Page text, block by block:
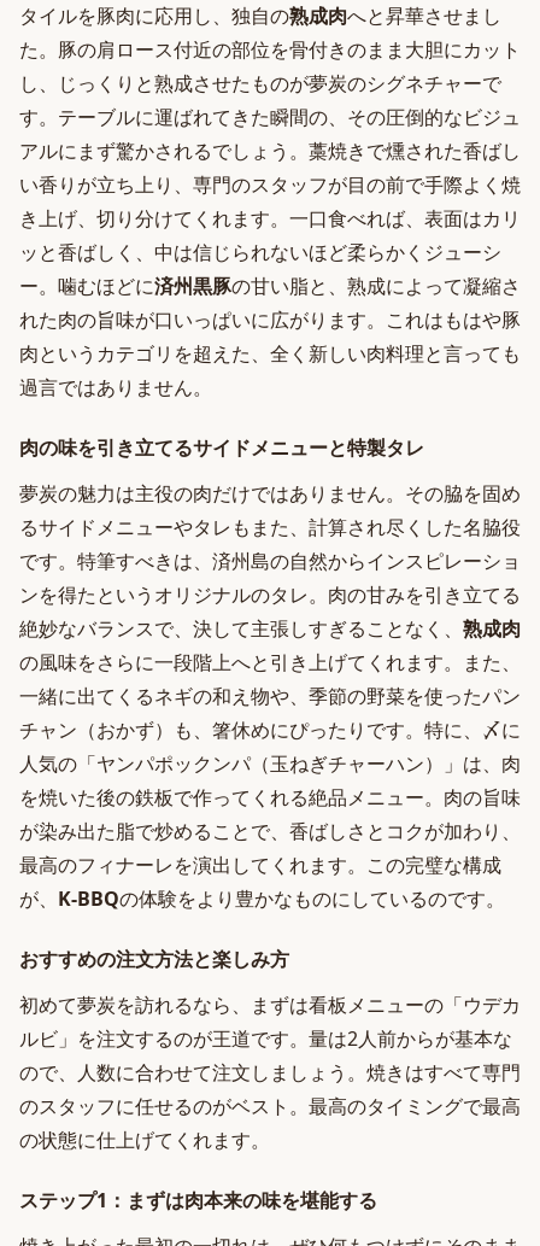
タイルを豚肉に応用し、独自の熟成肉へと昇華させまし
た。豚の肩ロース付近の部位を骨付きのまま大胆にカット
し、じっくりと熟成させたものが夢炭のシグネチャーで
す。テーブルに運ばれてきた瞬間の、その圧倒的なビジュ
アルにまず驚かされるでしょう。藁焼きで燻された香ばし
い香りが立ち上り、専門のスタッフが目の前で手際よく焼
き上げ、切り分けてくれます。一口食べれば、表面はカリ
ッと香ばしく、中は信じられないほど柔らかくジューシ
ー。噛むほどに済州黒豚の甘い脂と、熟成によって凝縮さ
れた肉の旨味が口いっぱいに広がります。これはもはや豚
肉というカテゴリを超えた、全く新しい肉料理と言っても
過言ではありません。
肉の味を引き立てるサイドメニューと特製タレ
夢炭の魅力は主役の肉だけではありません。その脇を固め
るサイドメニューやタレもまた、計算され尽くした名脇役
です。特筆すべきは、済州島の自然からインスピレーショ
ンを得たというオリジナルのタレ。肉の甘みを引き立てる
絶妙なバランスで、決して主張しすぎることなく、 熟成肉
の風味をさらに一段階上へと引き上げてくれます。また、
一緒に出てくるネギの和え物や、季節の野菜を使ったパン
チャン（おかず）も、箸休めにぴったりです。特に、〆に
人気の「ヤンパポックンパ（玉ねぎチャーハン）」は、肉
を焼いた後の鉄板で作ってくれる絶品メニュー。肉の旨味
が染み出た脂で炒めることで、香ばしさとコクが加わり、
最高のフィナーレを演出してくれます。この完璧な構成
が、 K-BBQの体験をより豊かなものにしているのです。
おすすめの注文方法と楽しみ方
初めて夢炭を訪れるなら、まずは看板メニューの「ウデカ
ルビ」を注文するのが王道です。量は2人前からが基本な
ので、人数に合わせて注文しましょう。焼きはすべて専門
のスタッフに任せるのがベスト。最高のタイミングで最高
の状態に仕上げてくれます。
ステップ1：まずは肉本来の味を堪能する